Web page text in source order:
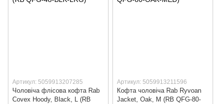
Артикул: 5059913207285
Чоловіча флісова кофта Rab
Covex Hoody, Black, L (RB
Артикул: 5059913211596
Кофта чоловіча Rab Ryvoan
Jacket, Oak, M (RB QFG-80-